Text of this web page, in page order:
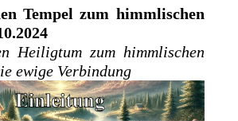
Tempel zum himmlischen
Heiligtum zum himmlischen
ewige Verbindung